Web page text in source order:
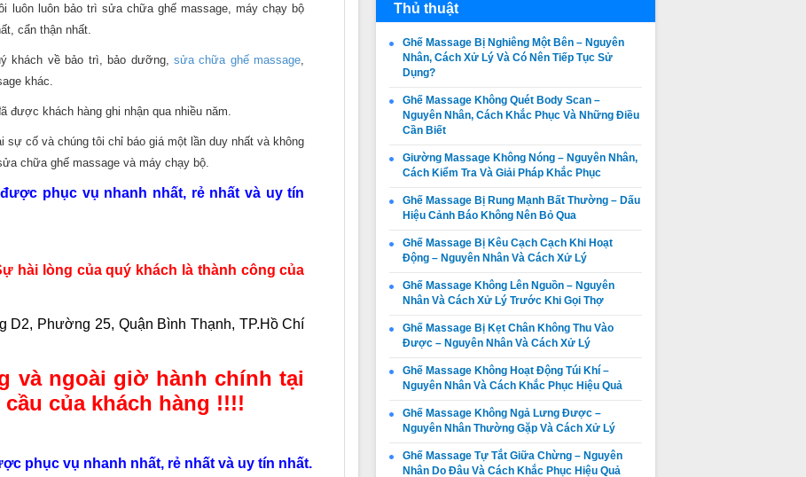
luôn luôn bảo trì sửa chữa ghế massage, máy chạy bộ
cẩn thận nhất.
khách về bảo trì, bảo dưỡng,sửa chữa ghế massage
khác.
được khách hàng ghi nhận qua nhiều năm.
sự cố và chúng tôi chỉ báo giá một lần duy nhất và không
chữa ghế massage và máy chạy bộ.
phục vụ nhanh nhất, rẻ nhất và uy tín
hài lòng của quý khách là thành công của
D2, Phường 25, Quận Bình Thạnh, TP.Hồ Chí
và ngoài giờ hành chính tại
của khách hàng !!!!
phục vụ nhanh nhất, rẻ nhất và uy tín nhất.
Thủ thuật
Ghế Massage Bị Nghiêng Một Bên – Nguyên
Nhân, Cách Xử Lý Và Có Nên Tiếp Tục Sử
Dụng?
Ghế Massage Không Quét Body Scan –
Nguyên Nhân, Cách Khắc Phục Và Những Điều
Cần Biết
Giường Massage Không Nóng – Nguyên Nhân,
Cách Kiểm Tra Và Giải Pháp Khắc Phục
Ghế Massage Bị Rung Mạnh Bất Thường – Dấu
Hiệu Cảnh Báo Không Nên Bỏ Qua
Ghế Massage Bị Kêu Cạch Cạch Khi Hoạt
Động – Nguyên Nhân Và Cách Xử Lý
Ghế Massage Không Lên Nguồn – Nguyên
Nhân Và Cách Xử Lý Trước Khi Gọi Thợ
Ghế Massage Bị Kẹt Chân Không Thu Vào
Được – Nguyên Nhân Và Cách Xử Lý
Ghế Massage Không Hoạt Động Túi Khí –
Nguyên Nhân Và Cách Khắc Phục Hiệu Quả
Ghế Massage Không Ngả Lưng Được –
Nguyên Nhân Thường Gặp Và Cách Xử Lý
Ghế Massage Tự Tắt Giữa Chừng – Nguyên
Nhân Do Đâu Và Cách Khắc Phục Hiệu Quả
Ghế Massage
Thay da ghế